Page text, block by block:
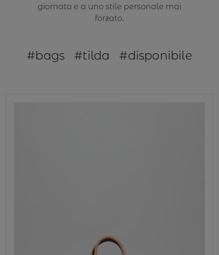
giornata e a uno stile personale mai
forzato.
#bags #tilda #disponibile